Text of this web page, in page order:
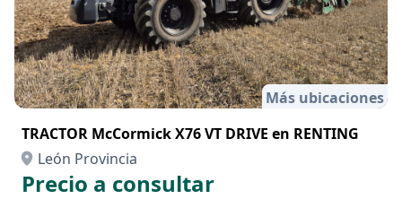
Más ubicaciones
TRACTOR McCormick X76 VT DRIVE en RENTING
León Provincia
Precio a consultar